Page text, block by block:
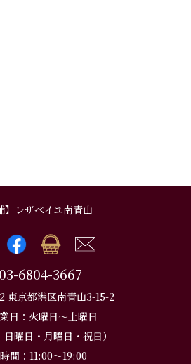
】レザベイユ南青山
03-6804-3667
東京都港区南青山3-15-2
日：火曜日～土曜日
日曜日・月曜日・祝日）
間：11:00～19:00